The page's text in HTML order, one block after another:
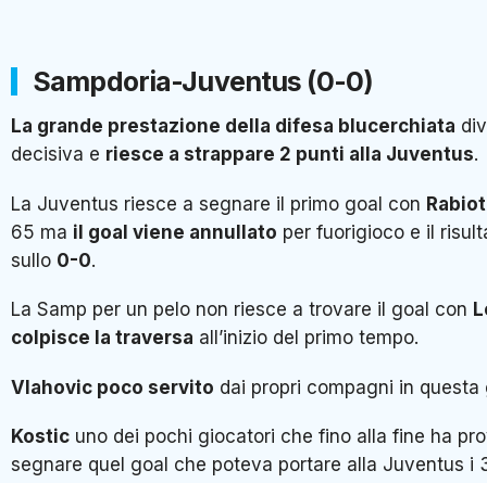
Sampdoria-Juventus (0-0)
La grande prestazione della difesa blucerchiata
decisiva e riesce a strappare 2 punti alla Juventus.
La Juventus riesce a segnare il primo goal con Rabiot
65 ma il goal viene annullato per fuorigioco e il
sullo 0-0.
La Samp per un pelo non riesce a trovare il goal con
colpisce la traversa all’inizio del primo tempo.
Vlahovic poco servito dai propri compagni in questa
Kostic uno dei pochi giocatori che fino alla fine ha
segnare quel goal che poteva portare alla Juventus i